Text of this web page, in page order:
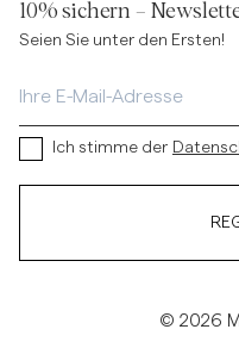
10% sichern –
Seien Sie unter den Ersten!
Ich stimme der
© 2026